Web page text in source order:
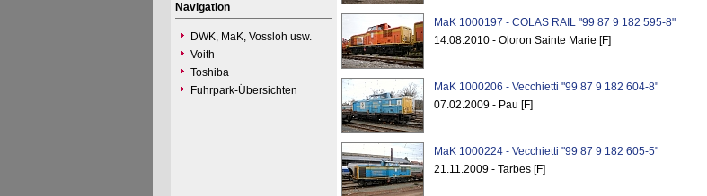
Navigation
DWK, MaK, Vossloh usw.
Voith
Toshiba
Fuhrpark-Übersichten
MaK 1000197 - COLAS RAIL "99 87 9 182 595-8"
14.08.2010 - Oloron Sainte Marie [F]
MaK 1000206 - Vecchietti "99 87 9 182 604-8"
07.02.2009 - Pau [F]
MaK 1000224 - Vecchietti "99 87 9 182 605-5"
21.11.2009 - Tarbes [F]